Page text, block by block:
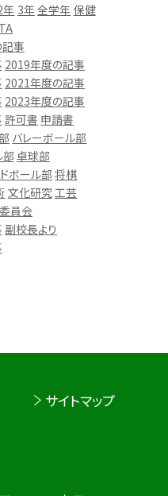
年 3年全学年 保健
事
2019年度の記事
2021年度の記事
2023年度の記事
許可書 申請書
バレーボール部
部 卓球部
ボール部 将棋
文化研究 工芸
員会
副校長より
サイトマップ